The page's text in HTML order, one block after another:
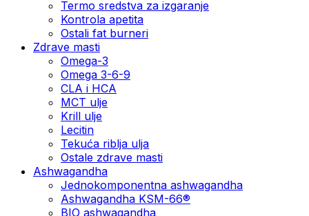
Termo sredstva za izgaranje
Kontrola apetita
Ostali fat burneri
Zdrave masti
Omega-3
Omega 3-6-9
CLA i HCA
MCT ulje
Krill ulje
Lecitin
Tekuća riblja ulja
Ostale zdrave masti
Ashwagandha
Jednokomponentna ashwagandha
Ashwagandha KSM-66®
BIO ashwagandha